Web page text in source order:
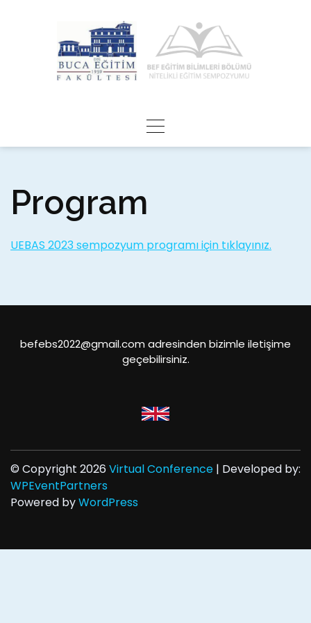
Program
UEBAS 2023 sempozyum programı için tıklayınız.
befebs2022@gmail.com adresinden bizimle iletişime
geçebilirsiniz.
© Copyright 2026Virtual Conference | Developed by:
WPEventPartners
Powered byWordPress